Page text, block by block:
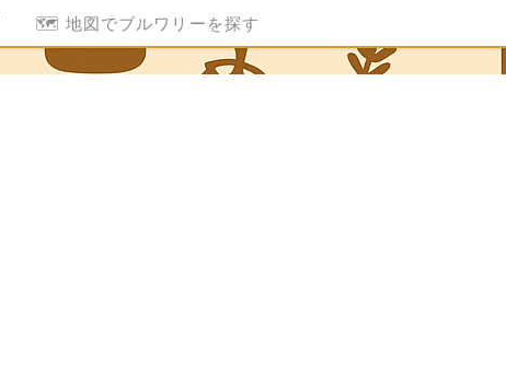
🗺️ 地図でブルワリーを探す